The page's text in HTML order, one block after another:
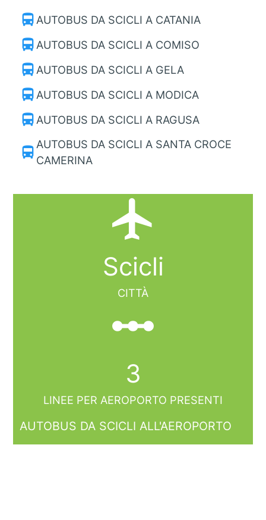
directions_bus AUTOBUS DA SCICLI A CATANIA
directions_bus AUTOBUS DA SCICLI A COMISO
directions_bus AUTOBUS DA SCICLI A GELA
directions_bus AUTOBUS DA SCICLI A MODICA
directions_bus AUTOBUS DA SCICLI A RAGUSA
directions_bus AUTOBUS DA SCICLI A SANTA CROCE
CAMERINA
local_airport
Scicli
CITTÀ
linear_scale
3
LINEE PER AEROPORTO PRESENTI
AUTOBUS DA SCICLI ALL'AEROPORTO